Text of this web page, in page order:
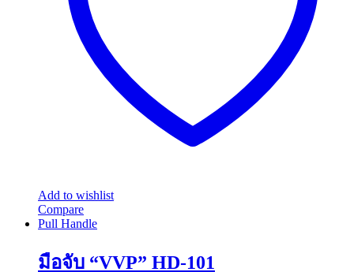
chosen
Add to wishlist
Compare
Pull Handle
มือจับ “VVP” HD-101